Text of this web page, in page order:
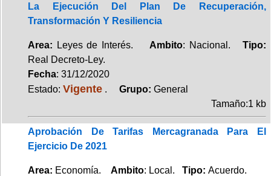
La Ejecución Del Plan De Recuperación,
Transformación Y Resiliencia
Area: Leyes de Interés. Ambito: Nacional.Tipo:
Real Decreto-Ley.
Fecha: 31/12/2020
Estado: Vigente . Grupo: General
Tamaño:1 kb
Aprobación De Tarifas Mercagranada Para El
Ejercicio De 2021
Area: Economía. Ambito: Local. Tipo: Acuerdo.